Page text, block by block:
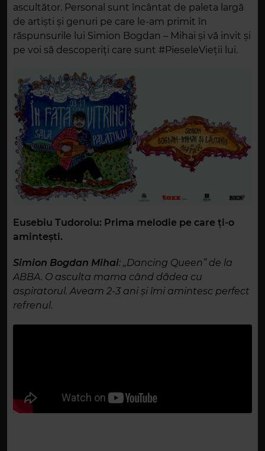
ascultător. Personal sunt încântat de paleta largă
de artiști și genuri pe care le-am primit în
răspunsurile lui Simion Bogdan – Mihai și vă invit și
pe voi să descoperiți care sunt #PieseleVieții lui.
Eusebiu Tudoroiu: Prima melodie pe care ți-o
amintești.
Simion Bogdan Mihai: „Dancing Queen” de la
ABBA. O asculta mama când dădea cu
aspiratorul. Aveam 2-3 ani și îmi amintesc perfect
refrenul.